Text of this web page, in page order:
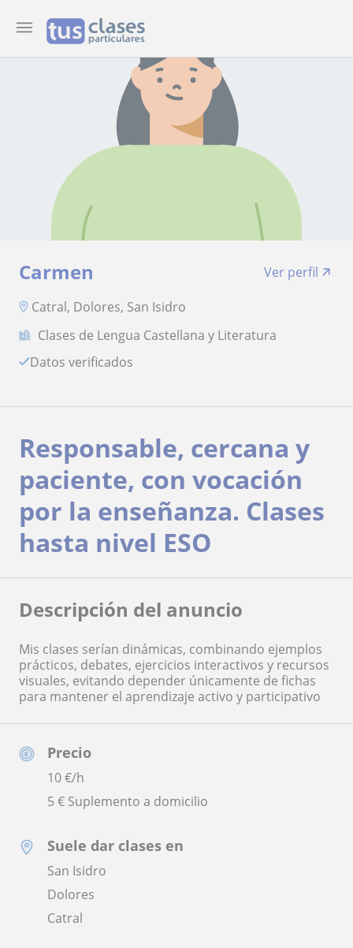
Carmen
Ver perfil
Catral, Dolores, San Isidro
Clases de Lengua Castellana y Literatura
Datos verificados
Precio
10€/h
5 € Suplemento a domicilio
Suele dar clases en
San Isidro
Dolores
Catral
Responsable, cercana y
paciente, con vocación
por la enseñanza. Clases
hasta nivel ESO
Descripción del anuncio
Mis clases serían dinámicas, combinando ejemplos
prácticos, debates, ejercicios interactivos y recursos
visuales, evitando depender únicamente de fichas
para mantener el aprendizaje activo y participativo